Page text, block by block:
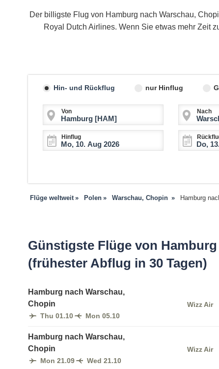
Der billigste Flug von Hamburg nach Warschau,
Royal Dutch Airlines. Wenn Sie etwas mehr Zeit
Hin- und Rückflug nur Hinflug
Von Nach
Hinflug
Flüge weltweit Polen Warschau, Chopin Hamburg
Günstigste Flüge von
(frühester Abflug in 30 Tagen)
Hamburg nach Warschau,
Chopin
Thu 01.10 Mon 05.10
Wizz Air
Hamburg nach Warschau,
Chopin
Mon 21.09 Wed 21.10
Wizz Air